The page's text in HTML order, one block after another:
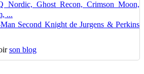
Nordic, Ghost Recon, Crimson Moon,
...
Second Knight de Jurgens & Perkins
son blog